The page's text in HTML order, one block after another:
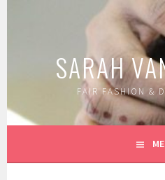
SARAH
FAIR FASHION &